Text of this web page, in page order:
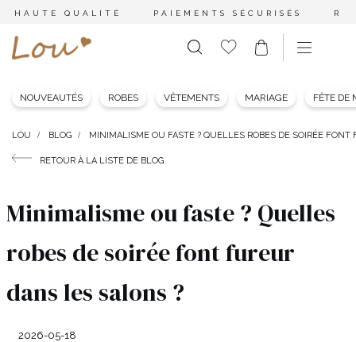
HAUTE QUALITÉ PAIEMENTS SÉCURISÉS
NOUVEAUTÉS ROBES VÊTEMENTS MARIAGE FÊTE DE
LOU BLOG MINIMALISME OU FASTE ? QUELLES ROBES DE SOIRÉE FONT
RETOUR À LA LISTE DE BLOG
Minimalisme ou faste ? Quelles
robes de soirée font fureur
dans les salons ?
2026-05-18